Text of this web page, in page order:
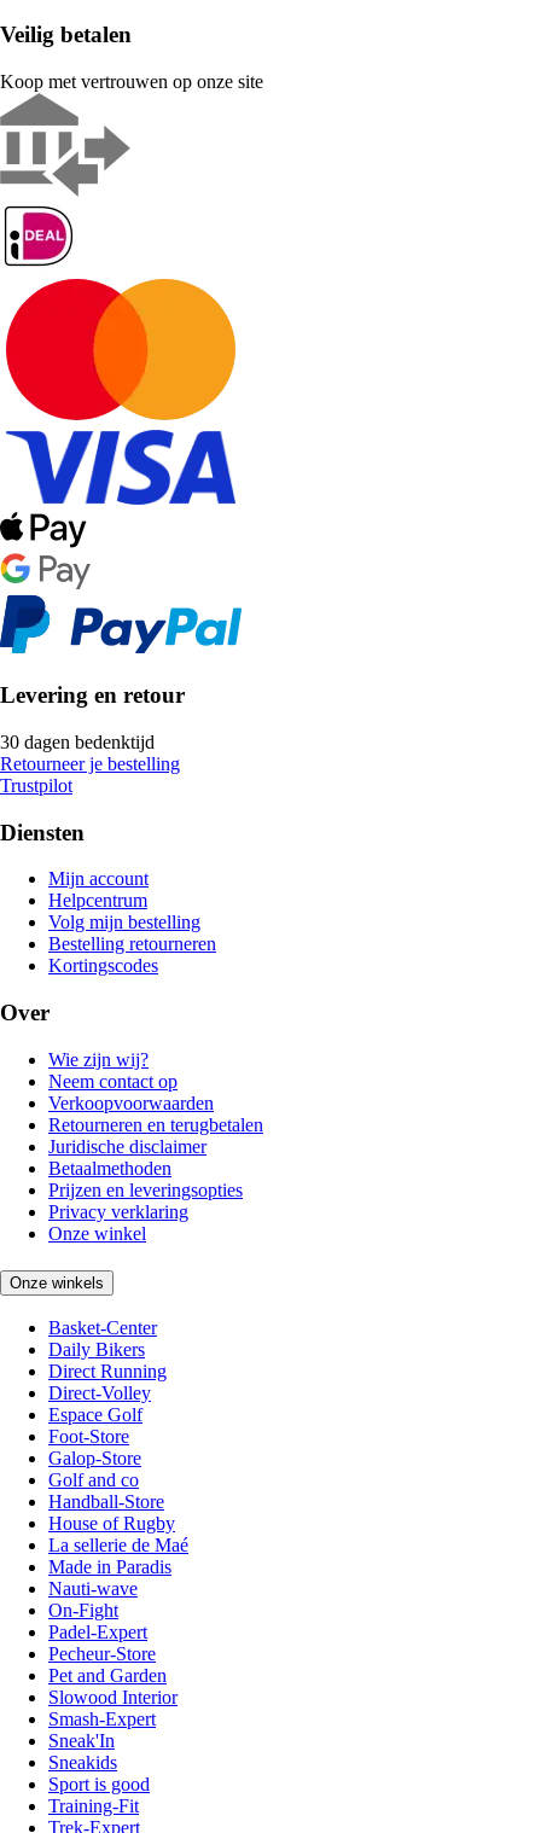
Veilig betalen
Koop met vertrouwen op onze site
Levering en retour
30 dagen bedenktijd
Retourneer je bestelling
Trustpilot
Diensten
Mijn account
Helpcentrum
Volg mijn bestelling
Bestelling retourneren
Kortingscodes
Over
Wie zijn wij?
Neem contact op
Verkoopvoorwaarden
Retourneren en terugbetalen
Juridische disclaimer
Betaalmethoden
Prijzen en leveringsopties
Privacy verklaring
Onze winkel
Onze winkels
Basket-Center
Daily Bikers
Direct Running
Direct-Volley
Espace Golf
Foot-Store
Galop-Store
Golf and co
Handball-Store
House of Rugby
La sellerie de Maé
Made in Paradis
Nauti-wave
On-Fight
Padel-Expert
Pecheur-Store
Pet and Garden
Slowood Interior
Smash-Expert
Sneak'In
Sneakids
Sport is good
Training-Fit
Trek-Expert